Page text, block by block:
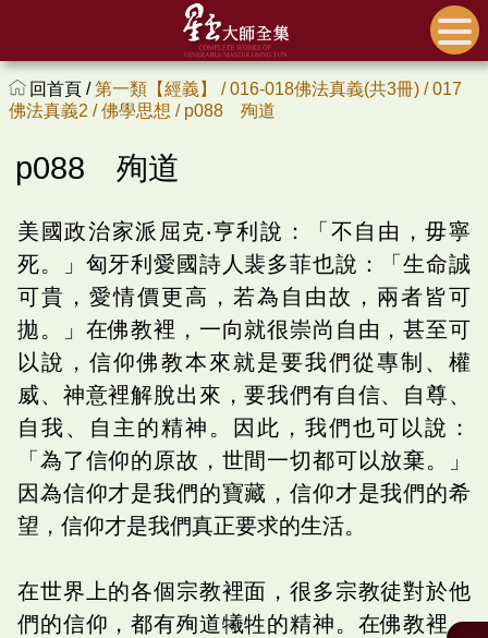
回首頁 /第一類【經義】 /016-018佛法真義(共3冊) /017
佛法真義2 /佛學思想 / p088 殉道
p088 殉道
美國政治家派屈克‧亨利說：「不自由，毋寧
死。」匈牙利愛國詩人裴多菲也說：「生命誠
可貴，愛情價更高，若為自由故，兩者皆可
拋。」在佛教裡，一向就很崇尚自由，甚至可
以說，信仰佛教本來就是要我們從專制、權
威、神意裡解脫出來，要我們有自信、自尊、
自我、自主的精神。因此，我們也可以說：
「為了信仰的原故，世間一切都可以放棄。」
因為信仰才是我們的寶藏，信仰才是我們的希
望，信仰才是我們真正要求的生活。
在世界上的各個宗教裡面，很多宗教徒對於他
們的信仰，都有殉道犧牲的精神。在佛教裡，